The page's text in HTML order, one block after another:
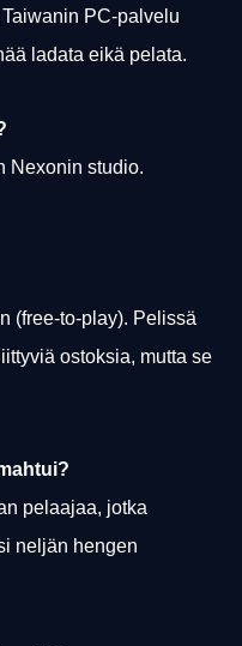
PC-palvelu
ladata eikä pelata.
Nexonin studio.
(free-to-play). Pelissä
ostoksia, mutta se
pelaajaa, jotka
neljän hengen